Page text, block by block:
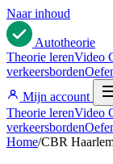
Naar inhoud
Autotheorie
Theorie lerenVideo
verkeersborden
Mijn account
Theorie lerenVideo
verkeersborden
Home/CBR